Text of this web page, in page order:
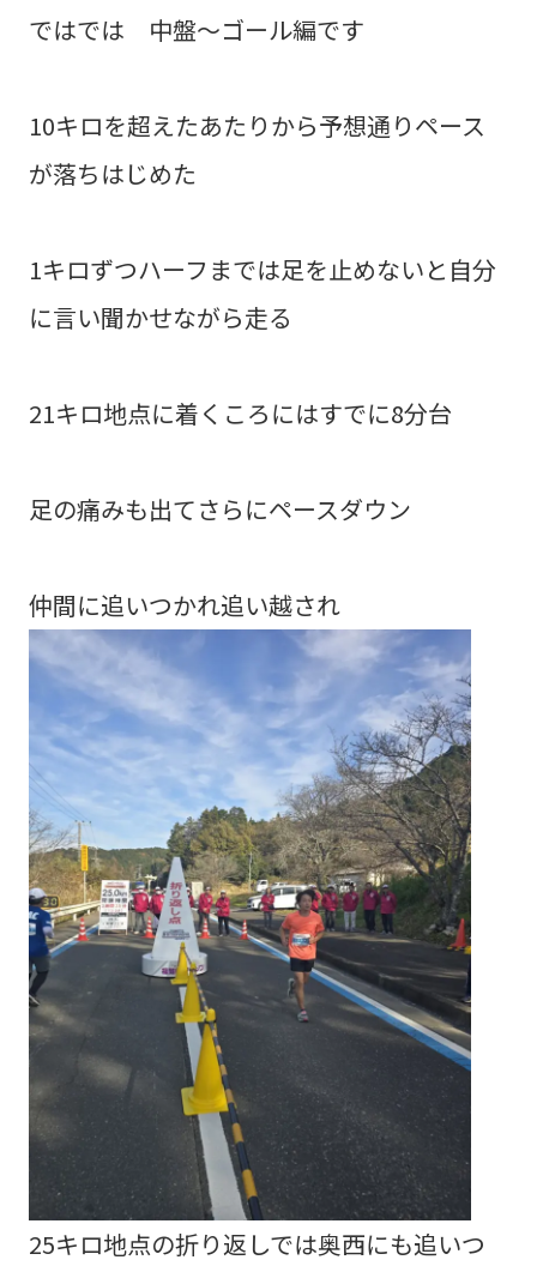
ではでは 中盤～ゴール編です
10キロを超えたあたりから予想通りペース
が落ちはじめた
1キロずつハーフまでは足を止めないと自分
に言い聞かせながら走る
21キロ地点に着くころにはすでに8分台
足の痛みも出てさらにペースダウン
仲間に追いつかれ追い越され
25キロ地点の折り返しでは奥西にも追いつ